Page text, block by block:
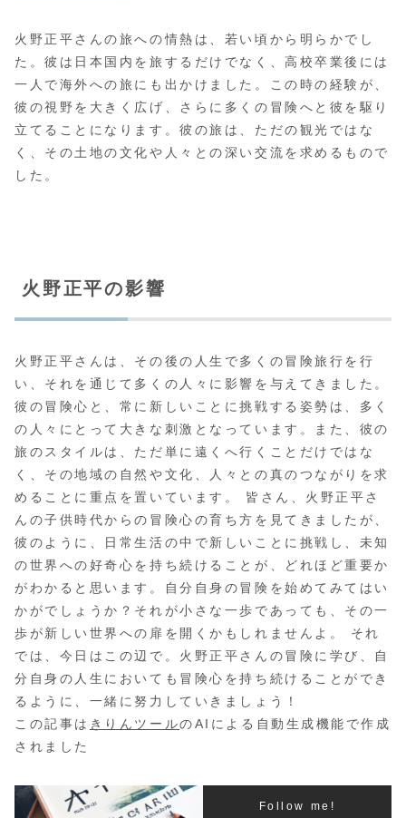
火野正平さんの旅への情熱は、若い頃から明らかでし
た。彼は日本国内を旅するだけでなく、高校卒業後には
一人で海外への旅にも出かけました。この時の経験が、
彼の視野を大きく広げ、さらに多くの冒険へと彼を駆り
立てることになります。彼の旅は、ただの観光ではな
く、その土地の文化や人々との深い交流を求めるもので
した。
火野正平の影響
火野正平さんは、その後の人生で多くの冒険旅行を行
い、それを通じて多くの人々に影響を与えてきました。
彼の冒険心と、常に新しいことに挑戦する姿勢は、多く
の人々にとって大きな刺激となっています。また、彼の
旅のスタイルは、ただ単に遠くへ行くことだけではな
く、その地域の自然や文化、人々との真のつながりを求
めることに重点を置いています。 皆さん、火野正平さ
んの子供時代からの冒険心の育ち方を見てきましたが、
彼のように、日常生活の中で新しいことに挑戦し、未知
の世界への好奇心を持ち続けることが、どれほど重要か
がわかると思います。自分自身の冒険を始めてみてはい
かがでしょうか？それが小さな一歩であっても、その一
歩が新しい世界への扉を開くかもしれませんよ。 それ
では、今日はこの辺で。火野正平さんの冒険に学び、自
分自身の人生においても冒険心を持ち続けることができ
るように、一緒に努力していきましょう！
この記事は きりんツールのAIによる自動生成機能で作成
されました
Follow me!